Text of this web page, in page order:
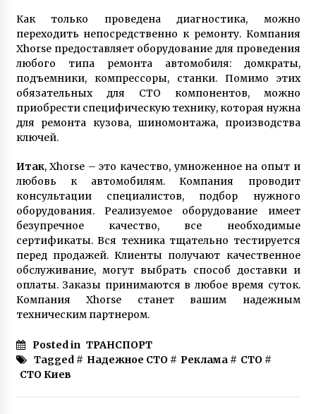
Как только проведена диагностика, можно
переходить непосредственно к ремонту. Компания
Xhorse предоставляет оборудование для проведения
любого типа ремонта автомобиля: домкраты,
подъемники, компрессоры, станки. Помимо этих
обязательных для СТО компонентов, можно
приобрести специфическую технику, которая нужна
для ремонта кузова, шиномонтажа, производства
ключей.
Итак, Xhorse – это качество, умноженное на опыт и
любовь к автомобилям. Компания проводит
консультации специалистов, подбор нужного
оборудования. Реализуемое оборудование имеет
безупречное качество, все необходимые
сертификаты. Вся техника тщательно тестируется
перед продажей. Клиенты получают качественное
обслуживание, могут выбрать способ доставки и
оплаты. Заказы принимаются в любое время суток.
Компания Xhorse станет вашим надежным
техническим партнером.
Posted in ТРАНСПОРТ
Tagged # Надежное СТО# Реклама# СТО#
СТО Киев